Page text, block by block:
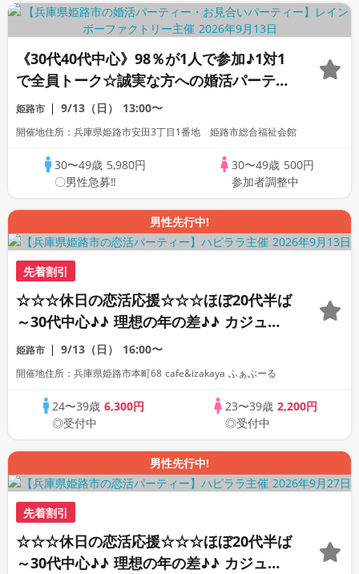
《30代40代中心》98％が1人で参加♪1対1
で全員トーク☆誠実な方への婚活パーティ
ー
姫路市 9/13（日） 13:00〜
開催地住所：兵庫県姫路市安田3丁目1番地 姫路市総合福祉会館
30〜49歳 5,980円
〇男性急募‼
30〜49歳 500円
参加者調整中
男性先行中!
先着割引
☆☆☆休日の恋活応援☆☆☆ほぼ20代半ば
～30代中心♪♪ 理想の年の差♪♪ カジュア
ルな出会いパーティー♪♪ カフェやランチ
デートに行ってみたい！ドリンク＆ライト
姫路市 9/13（日） 16:00〜
開催地住所：兵庫県姫路市本町68 cafe&izakaya ふぁぶーる
24〜39歳6,300円
◎受付中
23〜39歳 2,200円
◎受付中
男性先行中!
先着割引
☆☆☆休日の恋活応援☆☆☆ほぼ20代半ば
～30代中心♪♪ 理想の年の差♪♪ カジュア